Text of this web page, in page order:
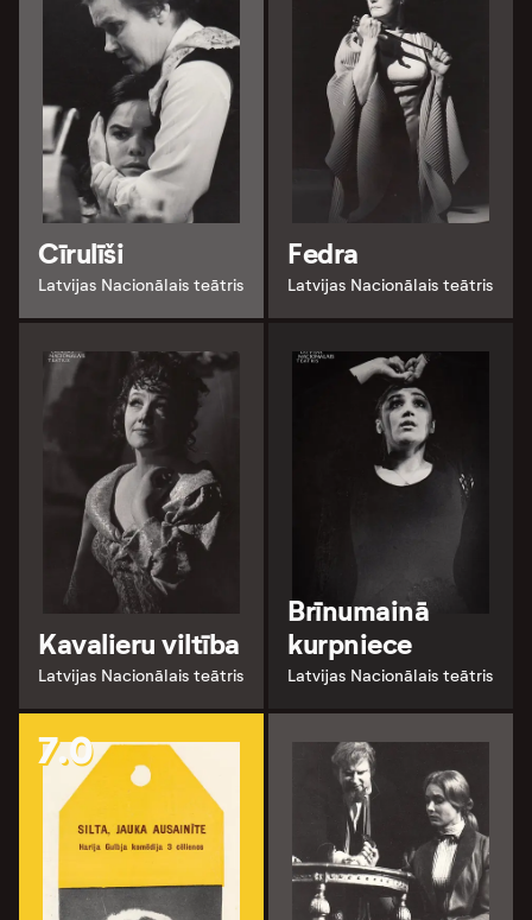
Cīrulīši
Latvijas Nacionālais teātris
Fedra
Latvijas Nacionālais teātris
Kavalieru viltība
Latvijas Nacionālais teātris
Brīnumainā
kurpniece
Latvijas Nacionālais teātris
7.0